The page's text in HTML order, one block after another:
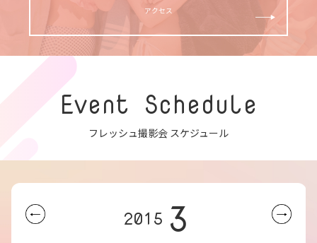
アクセス
Event Schedule
フレッシュ撮影会 スケジュール
2015 3